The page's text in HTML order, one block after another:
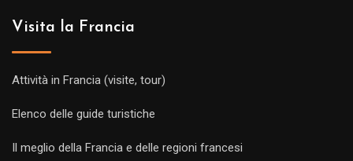
Visita la Francia
Attività in Francia (visite, tour)
Elenco delle guide turistiche
Il meglio della Francia e delle regioni francesi